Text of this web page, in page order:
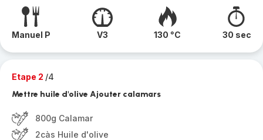
Manuel P V3 130 °C 30 sec
Etape 2 /4
Mettre huile d'olive Ajouter calamars
800g Calamar
2càs Huile d'olive